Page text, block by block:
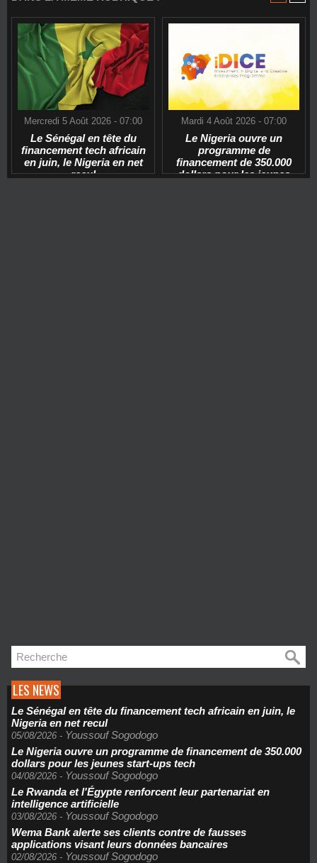
Mercredi 5 Août 2026 - 07:00
Le Sénégal en tête du
financement tech africain
en juin, le Nigeria en net
recul
Mardi 4 Août 2026 - 07:00
Le Nigeria ouvre un
programme de
financement de 350.000
dollars pour les jeunes
LES NEWS
Le Sénégal en tête du financement tech africain en juin, le
Nigeria en net recul
05/08/2026 - Youssouf Sogodogo
Le Nigeria ouvre un programme de financement de 350.000
dollars pour les jeunes start-ups tech
04/08/2026 - Youssouf Sogodogo
Le Rwanda et l'Égypte renforcent leur partenariat en
intelligence artificielle
03/08/2026 - Youssouf Sogodogo
Wema Bank alerte ses clients contre de fausses
applications visant leurs données bancaires
02/08/2026 - Youssouf Sogodogo